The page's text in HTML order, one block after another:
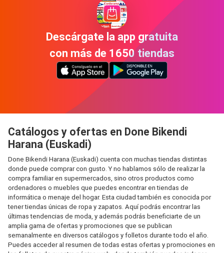
Descárgate la app gratuita
con más de 1650 tiendas
Catálogos y ofertas en Done Bikendi
Harana (Euskadi)
Done Bikendi Harana (Euskadi) cuenta con muchas tiendas distintas
donde puede comprar con gusto. Y no hablamos sólo de realizar la
compra familiar en supermercados, sino otros productos como
ordenadores o muebles que puedes encontrar en tiendas de
informática o menaje del hogar. Esta ciudad también es conocida por
tener tiendas únicas de ropa y zapatos. Aquí podrás encontrar las
últimas tendencias de moda, y además podrás beneficiarte de un
amplia gama de ofertas y promociones que se publican
semanalmente en diversos catálogos y folletos durante todo el año.
Puedes acceder al resumen de todas estas ofertas y promociones en